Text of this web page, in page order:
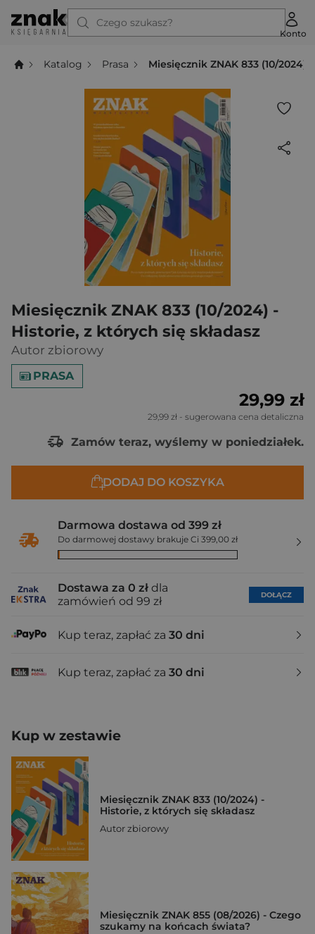
Czego szukasz?
Konto
Katalog Prasa Miesięcznik ZNAK 833 (10/2024)
Miesięcznik ZNAK 833 (10/2024) -
Historie, z których się składasz
Autor zbiorowy
PRASA
29,99 zł
29,99 zł - sugerowana cena detaliczna
Zamów teraz, wyślemy w poniedziałek.
DODAJ DO KOSZYKA
Darmowa dostawa od 399 zł
Do darmowej dostawy brakuje Ci 399,00 zł
Dostawa za 0 zł dla
zamówień od 99 zł
DOŁĄCZ
Kup teraz, zapłać za 30 dni
Kup teraz, zapłać za 30 dni
Kup w zestawie
Miesięcznik ZNAK 833 (10/2024) -
Historie, z których się składasz
Autor zbiorowy
Miesięcznik ZNAK 855 (08/2026) - Czego
szukamy na końcach świata?